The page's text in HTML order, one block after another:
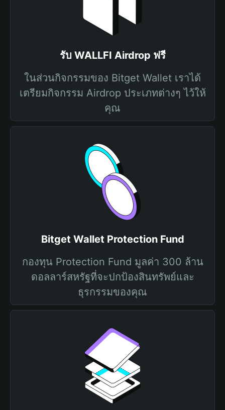
รับ WALLFI Airdrop ฟรี
ในส่วนกิจกรรมของ Bitget Wallet เราได้
เตรียมกิจกรรม Airdrop ประเภทต่างๆ ไว้ให้
คุณ
Bitget Wallet Protection Fund
กองทุน Protection Fund มูลค่า 300 ล้าน
ดอลลาร์สหรัฐที่จะปกป้องสินทรัพย์และ
ธุรกรรมของคุณ